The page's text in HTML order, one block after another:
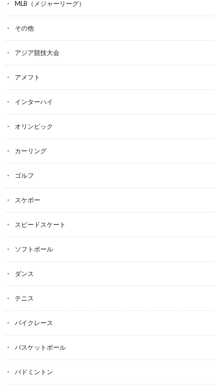
MLB（メジャーリーグ）
その他
アジア競技大会
アメフト
インターハイ
オリンピック
カーリング
ゴルフ
スケボー
スピードスケート
ソフトボール
ダンス
テニス
バイクレース
バスケットボール
バドミントン